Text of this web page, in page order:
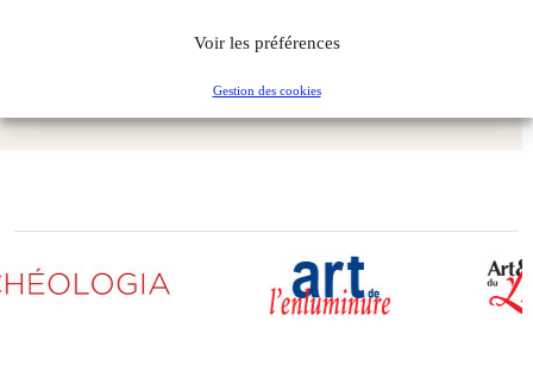
Voir les préférences
Gestion des cookies
Adjugé ! Le meilleur de l’art moderne – Mars/avril 2025
L'Objet d'Art